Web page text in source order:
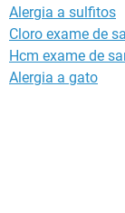
Alergia a sulfitos
Cloro exame de
Hcm exame de
Alergia a gato